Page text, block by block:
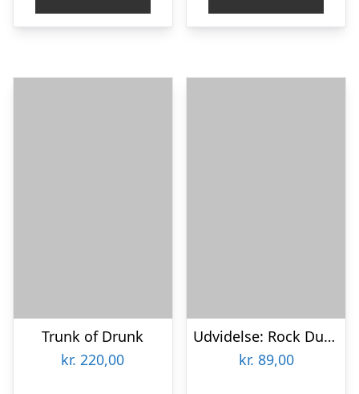
Trunk of Drunk
kr. 220,00
Udvidelse: Rock Du Kender
kr. 89,00